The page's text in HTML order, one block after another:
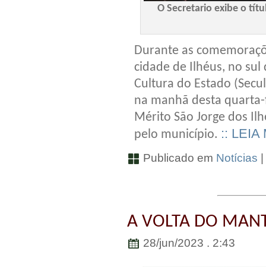
O Secretario exibe o
Durante as
cidade de Ilhéus, no
Cultura do Estado
na manhã desta
Mérito São Jorge dos
pelo município. :: LEIA
Publicado em Notícias |
A VOLTA DO
28/jun/2023 . 2:43